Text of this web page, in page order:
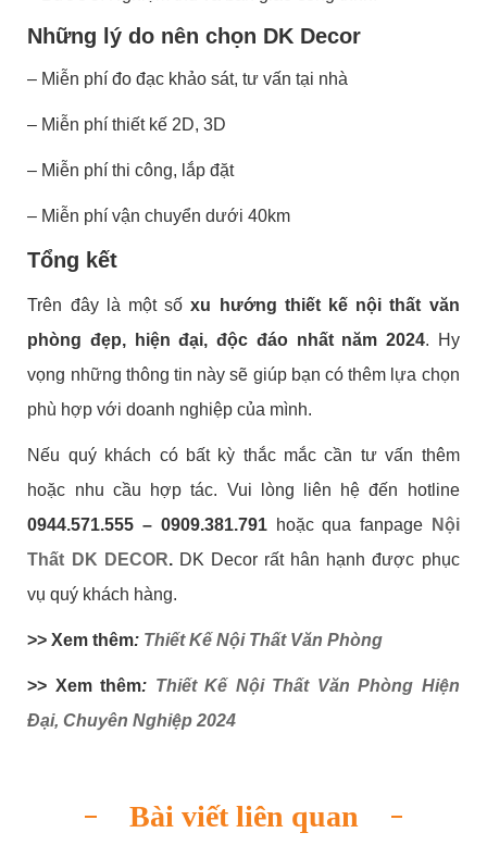
Những lý do nên chọn DK Decor
– Miễn phí đo đạc khảo sát, tư vấn tại nhà
– Miễn phí thiết kế 2D, 3D
– Miễn phí thi công, lắp đặt
– Miễn phí vận chuyển dưới 40km
Tổng kết
Trên đây là một số xu hướng thiết kế nội thất văn
phòng đẹp, hiện đại, độc đáo nhất năm 2024. Hy
vọng những thông tin này sẽ giúp bạn có thêm lựa chọn
phù hợp với doanh nghiệp của mình.
Nếu quý khách có bất kỳ thắc mắc cần tư vấn thêm
hoặc nhu cầu hợp tác. Vui lòng liên hệ đến hotline
0944.571.555 – 0909.381.791hoặc qua fanpage
Nội
Thất DK DECOR.DK Decor rất hân hạnh được phục
vụ quý khách hàng.
>> Xem thêm: Thiết Kế Nội Thất Văn Phòng
>> Xem thêm: Thiết Kế Nội Thất Văn Phòng Hiện
Đại, Chuyên Nghiệp 2024
Bài viết liên quan